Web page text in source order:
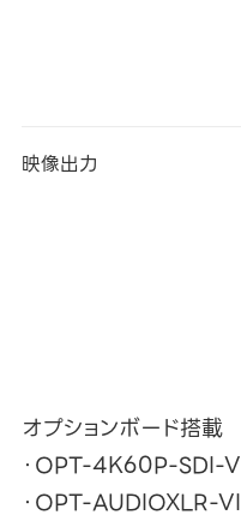
映像出力
オプションボード搭載
・OPT-4K60P-SDI-
・OPT-AUDIOXLR-